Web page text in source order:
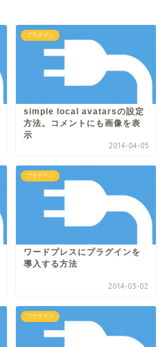
プラグイン
simple local avatarsの設定
方法。コメントにも画像を表
示
2014-04-05
プラグイン
ワードプレスにプラグインを
導入する方法
2014-03-02
プラグイン